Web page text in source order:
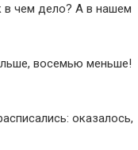
в чем дело? А в нашем
восемью меньше!
оказалось,